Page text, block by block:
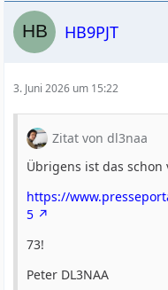
HB9PJT
3. Juni 2026 um 15:22
Zitat von dl3naa
Übrigens ist das schon
https://
5
73!
Peter DL3NAA